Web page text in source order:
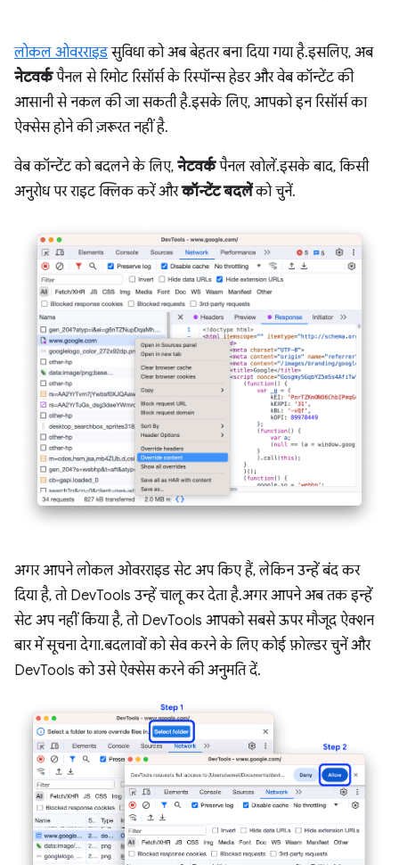
लोकल ओवरराइडसुविधा को अब बेहतर बना दिया गया है. इसलिए, अब
नेटवर्कपैनल से रिमोट रिसॉर्स के रिस्पॉन्स हेडर और वेब कॉन्टेंट की
आसानी से नकल की जा सकती है. इसके लिए, आपको इन रिसॉर्स का
ऐक्सेस होने की ज़रूरत नहीं है.
वेब कॉन्टेंट को बदलने के लिए, नेटवर्कपैनल खोलें. इसके बाद, किसी
अनुरोध पर राइट क्लिक करें औरकॉन्टेंट बदलेंको चुनें.
अगर आपने लोकल ओवरराइड सेट अप किए हैं, लेकिन उन्हें बंद कर
दिया है, तो DevTools उन्हें चालू कर देता है. अगर आपने अब तक इन्हें
सेट अप नहीं किया है, तो DevTools आपको सबसे ऊपर मौजूद ऐक्शन
बार में सूचना देगा. बदलावों को सेव करने के लिए कोई फ़ोल्डर चुनें और
DevTools को उसे ऐक्सेस करने की अनुमति दें.